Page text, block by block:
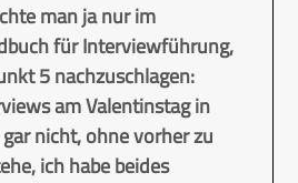
man ja nur im
für Interviewführung,
5 nachzuschlagen:
am Valentinstag in
nicht, ohne vorher zu
ich habe beides